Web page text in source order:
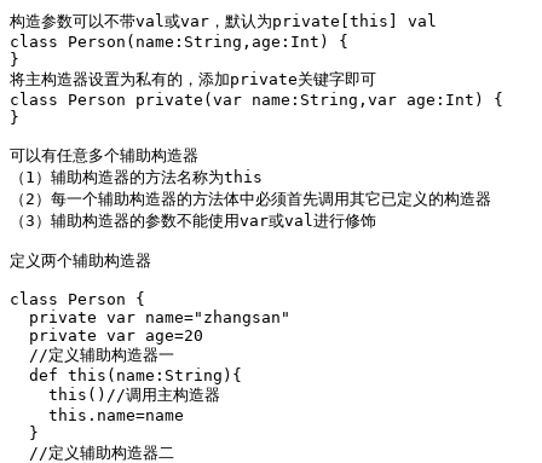
构造参数可以不带val或var，默认为private[this] val
class Person(name:String,age:Int) {
}
将主构造器设置为私有的，添加private关键字即可
class Person private(var name:String,var age:Int) {
}
可以有任意多个辅助构造器
（1）辅助构造器的方法名称为this
（2）每一个辅助构造器的方法体中必须首先调用其它已定义的构造器
（3）辅助构造器的参数不能使用var或val进行修饰
定义两个辅助构造器
class Person {
  private var name="zhangsan"
  private var age=20
  //定义辅助构造器一
  def this(name:String){
    this()//调用主构造器
    this.name=name
  }
  //定义辅助构造器二